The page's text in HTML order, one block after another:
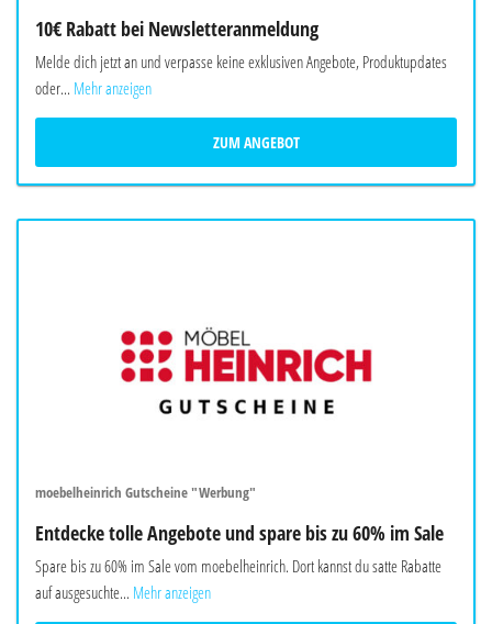
10€ Rabatt bei Newsletteranmeldung
Melde dich jetzt an und verpasse keine exklusiven Angebote, Produktupdates
oder... Mehr anzeigen
ZUM ANGEBOT
moebelheinrich Gutscheine "Werbung"
Entdecke tolle Angebote und spare bis zu 60% im Sale
Spare bis zu 60% im Sale vom moebelheinrich. Dort kannst du satte Rabatte
auf ausgesuchte... Mehr anzeigen